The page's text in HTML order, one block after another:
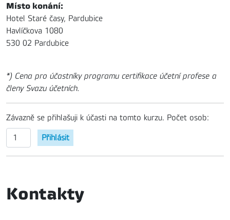
Místo konání:
Hotel Staré časy, Pardubice
Havlíčkova 1080
530 02 Pardubice
*) Cena pro účastníky programu certifikace účetní profese a
členy Svazu účetních.
Závazně se přihlašuji k účasti na tomto kurzu. Počet osob:
Kontakty